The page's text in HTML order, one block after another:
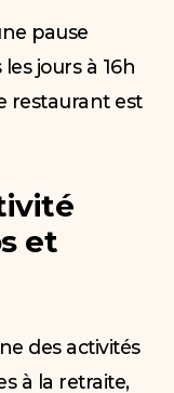
pause
jours à 16h
restaurant est
et
des activités
à la retraite,